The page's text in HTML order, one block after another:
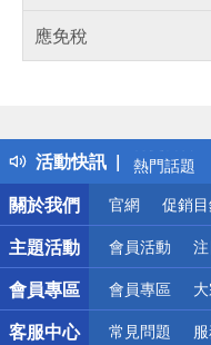
應免稅
活動快訊
得獎公告
熱門話題
銀行優惠
偏遠地區
詐騙網頁
關於我們
官網 促銷
主題活動 會員活動
會員專區 會員專區
客服中心 常見問題